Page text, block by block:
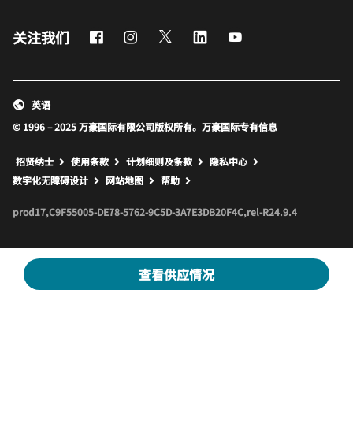
查看供应情况
关注我们 FacebookInstagram
Twitter LinkedIn
© 1996 – 2025 万豪国际有限公司版权所有。万豪国际专有信息
英语
招贤纳士 使用条款 计划细则及条款
隐私中心
数字化无障碍设计
网站地图 打开新窗口
帮助
prod17,C9F55005-DE78-5762-9C5D-3A7E3DB20F4C,rel-R24.9.4